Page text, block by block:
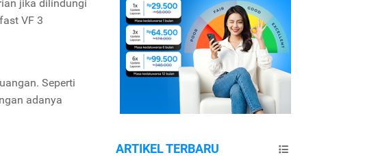
jika dilindungi
VF 3
Seperti
adanya
ARTIKEL TERBARU